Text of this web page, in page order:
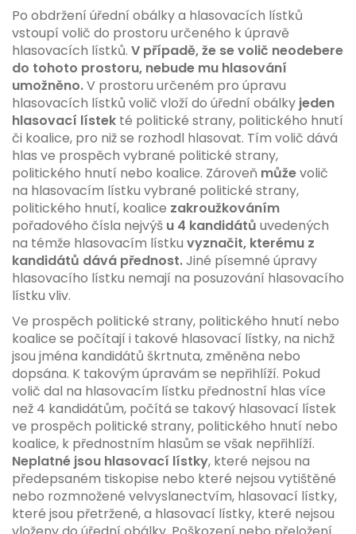
Po obdržení úřední obálky a hlasovacích lístků
vstoupí volič do prostoru určeného k úpravě
hlasovacích lístků. V případě, že se volič neodebere
do tohoto prostoru, nebude mu hlasování
umožněno.V prostoru určeném pro úpravu
hlasovacích lístků volič vloží do úřední obálky jeden
hlasovací lístek té politické strany, politického hnutí
či koalice, pro niž se rozhodl hlasovat. Tím volič dává
hlas ve prospěch vybrané politické strany,
politického hnutí nebo koalice. Zároveň můževolič
na hlasovacím lístku vybrané politické strany,
politického hnutí, koalice zakroužkováním
pořadového čísla nejvýš u 4 kandidátů uvedených
na témže hlasovacím lístku vyznačit, kterému z
kandidátů dává přednost.Jiné písemné úpravy
hlasovacího lístku nemají na posuzování hlasovacího
lístku vliv.
Ve prospěch politické strany, politického hnutí nebo
koalice se počítají i takové hlasovací lístky, na nichž
jsou jména kandidátů škrtnuta, změněna nebo
dopsána. K takovým úpravám se nepřihlíží. Pokud
volič dal na hlasovacím lístku přednostní hlas více
než 4 kandidátům, počítá se takový hlasovací lístek
ve prospěch politické strany, politického hnutí nebo
koalice, k přednostním hlasům se však nepřihlíží.
Neplatné jsou hlasovací lístky, které nejsou na
předepsaném tiskopise nebo které nejsou vytištěné
nebo rozmnožené velvyslanectvím, hlasovací lístky,
které jsou přetržené, a hlasovací lístky, které nejsou